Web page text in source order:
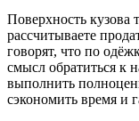
Поверхность кузова
рассчитываете
говорят, что по
смысл обратиться к
выполнить
сэкономить время и